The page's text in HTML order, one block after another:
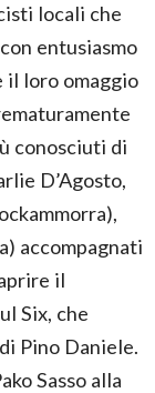
locali che
entusiasmo
loro omaggio
conosciuti di
D’Agosto,
accompagnati
il
Six, che
Pino Daniele.
Sasso alla